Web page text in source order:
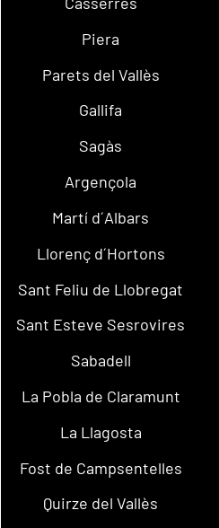
Piera
Parets del Vallès
Gallifa
Sagàs
Argençola
Martí d´Albars
Llorenç d´Hortons
Sant Feliu de Llobregat
Sant Esteve Sesrovires
Sabadell
La Pobla de Claramunt
La Llagosta
Fost de Campsentelles
Quirze del Vallès